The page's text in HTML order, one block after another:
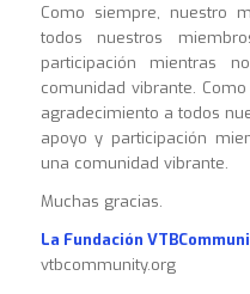
Como siempre, nuestro
todos nuestros
participación mientras
comunidad vibrante.
agradecimiento a todos
apoyo y participación
una comunidad vibrante.
Muchas gracias.
La Fundación
vtbcommunity.org